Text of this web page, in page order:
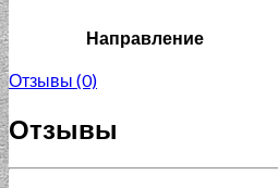
Направление
Отзывы (0)
Отзывы